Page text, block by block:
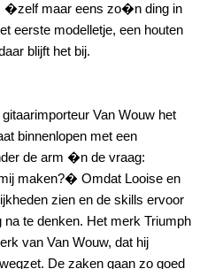
�zelf maar eens zo�n ding in
eerste modelletje, een houten
blijft het bij.
Van Wouw het
binnenlopen met een
de arm �n de vraag:
maken?� Omdat Looise en
zien en de skills ervoor
na te denken. Het merk Triumph
van Van Wouw, dat hij
De zaken gaan zo goed